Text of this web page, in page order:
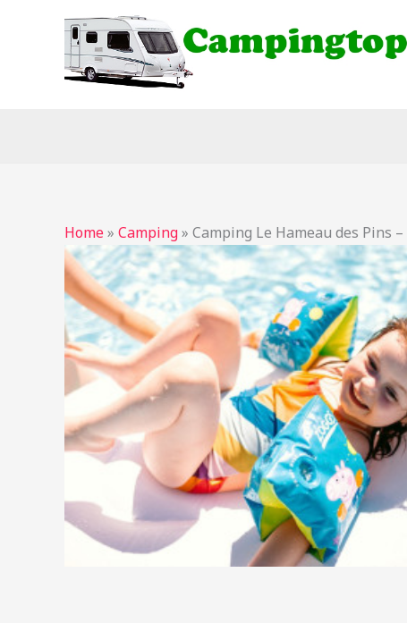
Home» Camping» Camping Le Hameau des Pins